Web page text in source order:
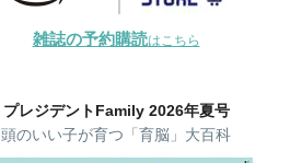
雑誌の予約購読はこちら
プレジデントFamily 2026年夏号
頭のいい子が育つ「育脳」大百科